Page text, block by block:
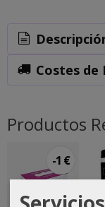
Costes de
Productos
-1 €